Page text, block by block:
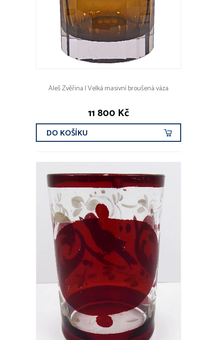
Aleš Zvěřina | Velká masivní broušená váza
11 800 Kč
DO KOŠÍKU